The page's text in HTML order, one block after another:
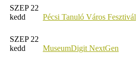
SZEP 22
kedd
Pécsi Tanuló Város Fesztivál
SZEP 22
kedd
MuseumDigit NextGen